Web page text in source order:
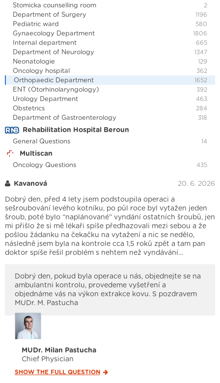
Stomicka counselling room 2
Department of Surgery 1196
Pediatric ward 580
Gynaecology Department 1806
Internal department 665
Department of Neurology 1347
Neonatologie 129
Oncology hospital 362
Orthopaedic Department 1652
ENT (Otorhinolaryngology) 392
Urology Department 463
Obstetrics 284
Department of Gastroenterology 318
Rehabilitation Hospital Beroun
General Questions 14
Multiscan
Oncology Questions 435
Kavanová 20. 6. 2026
Dobrý den, před 4 lety jsem podstoupila operaci a
sešroubování levého kotníku, po půl roce byl vytažen jeden
šroub, poté bylo “naplánované” vyndání ostatních šroubů, jen
mi přišlo že si mě lékaři spíše předhazovali mezi sebou a že
pošlou žádanku na čekačku na vytažení a nic se nedělo,
následně jsem byla na kontrole cca 1,5 roků zpět a tam pan
doktor spíše řešil problém s nehtem než vyndávání…
Dobrý den, pokud byla operace u nás, objednejte se na
ambulantni kontrolu, provedeme vyšetření a
objednáme vás na výkon extrakce kovu. S pozdravem
MUDr. M. Pastucha
MUDr. Milan Pastucha
Chief Physician
SHOW THE FULL QUESTION